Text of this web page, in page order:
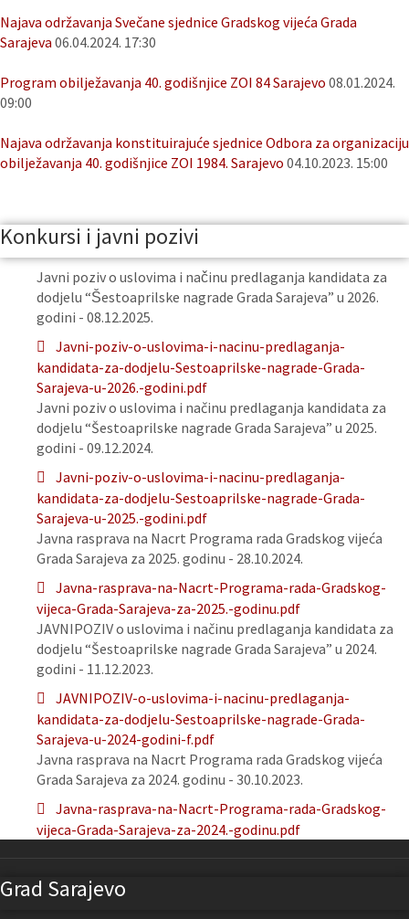
Najava održavanja Svečane sjednice Gradskog vijeća Grada
Sarajeva 06.04.2024. 17:30
Program obilježavanja 40. godišnjice ZOI 84 Sarajevo 08.01.2024.
09:00
Najava održavanja konstituirajuće sjednice Odbora za organizaciju
obilježavanja 40. godišnjice ZOI 1984. Sarajevo 04.10.2023. 15:00
Konkursi i javni pozivi
Javni poziv o uslovima i načinu predlaganja kandidata za
dodjelu “Šestoaprilske nagrade Grada Sarajeva” u 2026.
godini - 08.12.2025.
Javni-poziv-o-uslovima-i-nacinu-predlaganja-
kandidata-za-dodjelu-Sestoaprilske-nagrade-Grada-
Sarajeva-u-2026.-godini.pdf
Javni poziv o uslovima i načinu predlaganja kandidata za
dodjelu “Šestoaprilske nagrade Grada Sarajeva” u 2025.
godini - 09.12.2024.
Javni-poziv-o-uslovima-i-nacinu-predlaganja-
kandidata-za-dodjelu-Sestoaprilske-nagrade-Grada-
Sarajeva-u-2025.-godini.pdf
Javna rasprava na Nacrt Programa rada Gradskog vijeća
Grada Sarajeva za 2025. godinu - 28.10.2024.
Javna-rasprava-na-Nacrt-Programa-rada-Gradskog-
vijeca-Grada-Sarajeva-za-2025.-godinu.pdf
JAVNIPOZIV o uslovima i načinu predlaganja kandidata za
dodjelu “Šestoaprilske nagrade Grada Sarajeva” u 2024.
godini - 11.12.2023.
JAVNIPOZIV-o-uslovima-i-nacinu-predlaganja-
kandidata-za-dodjelu-Sestoaprilske-nagrade-Grada-
Sarajeva-u-2024-godini-f.pdf
Javna rasprava na Nacrt Programa rada Gradskog vijeća
Grada Sarajeva za 2024. godinu - 30.10.2023.
Javna-rasprava-na-Nacrt-Programa-rada-Gradskog-
vijeca-Grada-Sarajeva-za-2024.-godinu.pdf
Grad Sarajevo